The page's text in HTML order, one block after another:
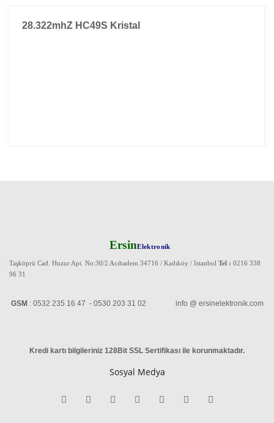
28.322mhZ HC49S Kristal
ErsinElektronik
Taşköprü Cad. Huzur Apt. No:30/2 Acıbadem 34716 / Kadıköy / Istanbul Tel : 0216 338
96 31
GSM : 0532 235 16 47 - 0530 203 31 02 info @ ersinelektronik.com
Kredi kartı bilgileriniz 128Bit SSL Sertifikası ile korunmaktadır.
Sosyal Medya